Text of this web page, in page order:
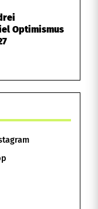
Optimismus